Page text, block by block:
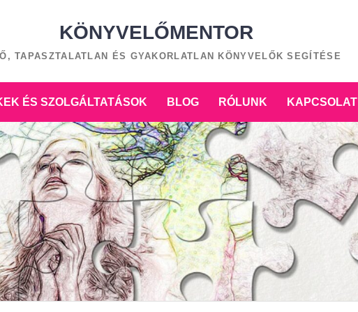
KÖNYVELŐMENTOR
TAPASZTALATLAN ÉS GYAKORLATLAN KÖNYVELŐK SEGÍTÉSE
ÉS SZOLGÁLTATÁSOK BLOG RÓLUNK KAPCSOLAT